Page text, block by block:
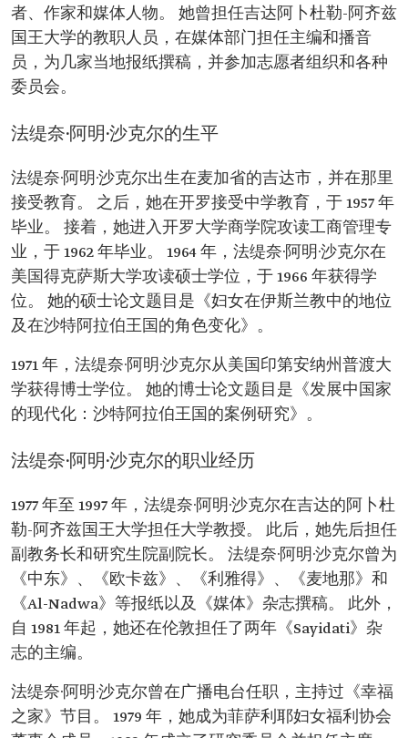
名称：法缇奈·阿
明·沙克尔。
出生时间：1940 年。
出生地：麦加省吉达市。
专业领域：
学术研究；
美国得克萨斯州大学硕士学位；
出版著作：
《乃布特利雅得》。
者、作家和媒体人物。 她曾担任吉达阿卜杜勒-阿齐兹
国王大学的教职人员，在媒体部门担任主编和播音
员，为几家当地报纸撰稿，并参加志愿者组织和各种
委员会。
法缇奈·阿明·沙克尔的生平
法缇奈·阿明·沙克尔出生在麦加省的吉达市，并在那里
接受教育。 之后，她在开罗接受中学教育，于 1957 年
毕业。 接着，她进入开罗大学商学院攻读工商管理专
业，于 1962 年毕业。 1964 年，法缇奈·阿明·沙克尔在
美国得克萨斯大学攻读硕士学位，于 1966 年获得学
位。 她的硕士论文题目是《妇女在伊斯兰教中的地位
及在沙特阿拉伯王国的角色变化》。
1971 年，法缇奈·阿明·沙克尔从美国印第安纳州普渡大
学获得博士学位。 她的博士论文题目是《发展中国家
的现代化：沙特阿拉伯王国的案例研究》。
法缇奈·阿明·沙克尔的职业经历
1977 年至 1997 年，法缇奈·阿明·沙克尔在吉达的阿卜杜
勒-阿齐兹国王大学担任大学教授。 此后，她先后担任
副教务长和研究生院副院长。 法缇奈·阿明·沙克尔曾为
《中东》、《欧卡兹》、《利雅得》、《麦地那》和
《Al-Nadwa》等报纸以及《媒体》杂志撰稿。 此外，
自 1981 年起，她还在伦敦担任了两年《Sayidati》杂
志的主编。
法缇奈·阿明·沙克尔曾在广播电台任职，主持过《幸福
之家》节目。 1979 年，她成为菲萨利耶妇女福利协会